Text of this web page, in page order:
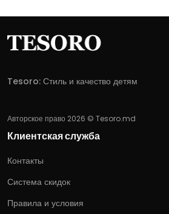
Tesoro: Стиль и качество детям
Авторское право 2026 © Tesoro.md
Клиентская служба
Контакты
Система скидок
Правила и условия